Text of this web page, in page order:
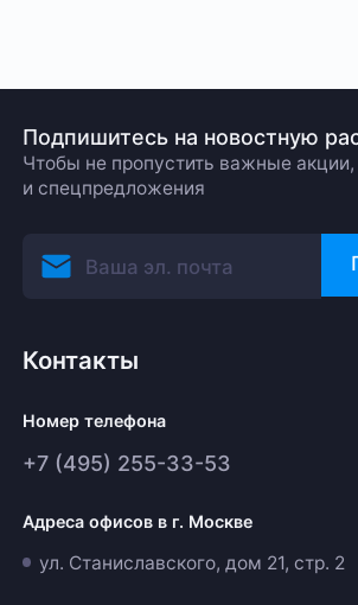
Подпишитесь на новостную
Чтобы не пропустить важные акции,
и спецпредложения
Контакты
Номер телефона
+7 (495) 255-33-53
Адреса офисов в г. Москве
ул. Станиславского, дом 21, стр. 2